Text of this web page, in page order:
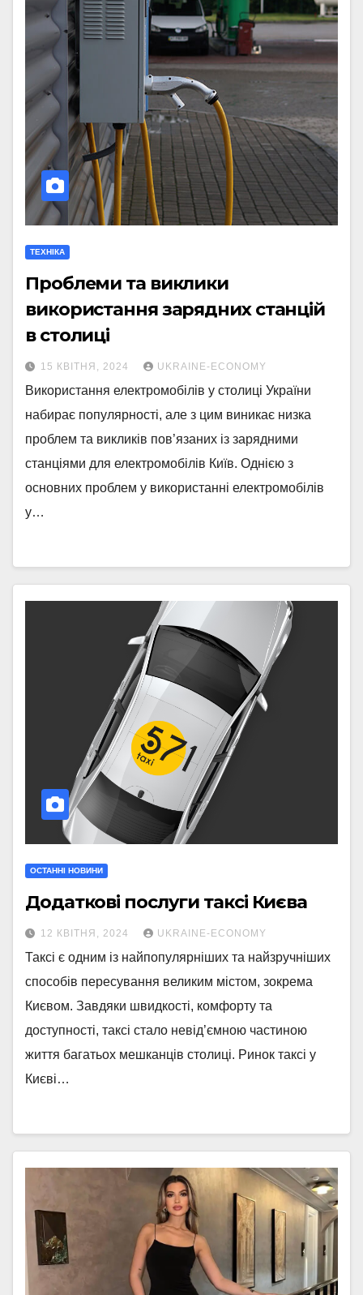
ТЕХНІКА
Проблеми та виклики
використання зарядних станцій
в столиці
15 КВІТНЯ, 2024 UKRAINE-ECONOMY
Використання електромобілів у столиці України
набирає популярності, але з цим виникає низка
проблем та викликів пов’язаних із зарядними
станціями для електромобілів Київ. Однією з
основних проблем у використанні електромобілів
у…
ОСТАННІ НОВИНИ
Додаткові послуги таксі Києва
12 КВІТНЯ, 2024 UKRAINE-ECONOMY
Таксі є одним із найпопулярніших та найзручніших
способів пересування великим містом, зокрема
Києвом. Завдяки швидкості, комфорту та
доступності, таксі стало невід’ємною частиною
життя багатьох мешканців столиці. Ринок таксі у
Києві…